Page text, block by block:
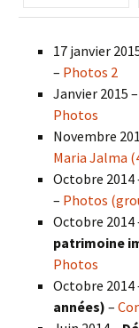
17 janvier
– Photos 2
Janvier 2015 –
Photos
Novembre
Maria Jalma
Octobre 2014
– Photos
Octobre 2014
patrimoine
Photos
Octobre 2014
années) –